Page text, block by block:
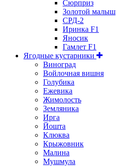
Сюрприз
Золотой малыш
СРД-2
Иринка F1
Яносик
Гамлет F1
Ягодные кустарники
Виноград
Войлочная вишня
Голубика
Ежевика
Жимолость
Земляника
Ирга
Йошта
Клюква
Крыжовник
Малина
Мушмула